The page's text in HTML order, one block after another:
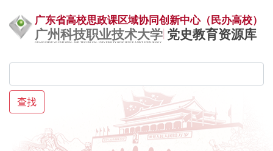
查找